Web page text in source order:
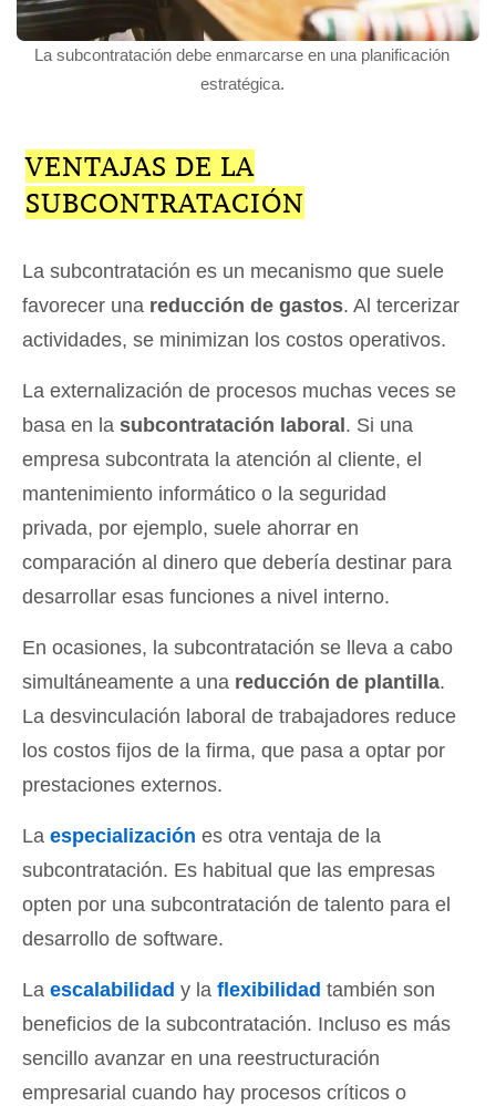
La subcontratación debe enmarcarse en una planificación
estratégica.
VENTAJAS DE LA
SUBCONTRATACIÓN
La subcontratación es un mecanismo que suele
favorecer una reducción de gastos. Al tercerizar
actividades, se minimizan los costos operativos.
La externalización de procesos muchas veces se
basa en la subcontratación laboral. Si una
empresa subcontrata la atención al cliente, el
mantenimiento informático o la seguridad
privada, por ejemplo, suele ahorrar en
comparación al dinero que debería destinar para
desarrollar esas funciones a nivel interno.
En ocasiones, la subcontratación se lleva a cabo
simultáneamente a una reducción de plantilla.
La desvinculación laboral de trabajadores reduce
los costos fijos de la firma, que pasa a optar por
prestaciones externos.
La especialización es otra ventaja de la
subcontratación. Es habitual que las empresas
opten por una subcontratación de talento para el
desarrollo de software.
La escalabilidad y la flexibilidad también son
beneficios de la subcontratación. Incluso es más
sencillo avanzar en una reestructuración
empresarial cuando hay procesos críticos o